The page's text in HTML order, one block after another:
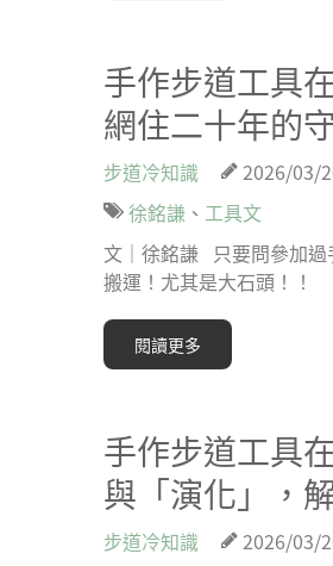
手作步道工具
網住二十年的
步道冷知識
2026/03/
徐銘謙 、 工具文
文｜徐銘謙 只要問參加過
搬運！尤其是大石頭！！
閱讀更多
手作步道工具
與「演化」，
步道冷知識
2026/03/